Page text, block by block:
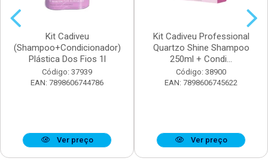
Kit Cadiveu
(Shampoo+Condicionador)
Plástica Dos Fios 1l
Código: 37939
EAN: 7898606744786
Ver preço
Kit Cadiveu Professional
Quartzo Shine Shampoo
250ml + Condi...
Código: 38900
EAN: 7898606745622
Ver preço